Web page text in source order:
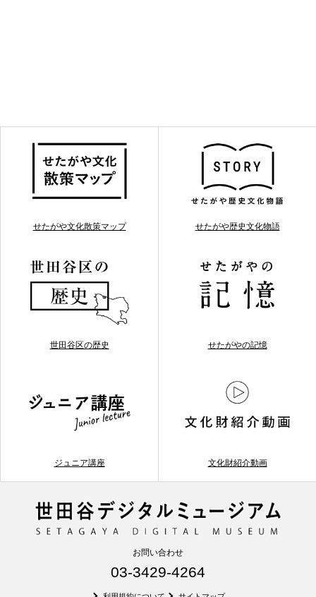
せたがや文化散策マップ せたがや歴史文化物語
世田谷区の歴史 せたがやの記憶
ジュニア講座 文化財紹介動画
お問い合わせ
03-3429-4264